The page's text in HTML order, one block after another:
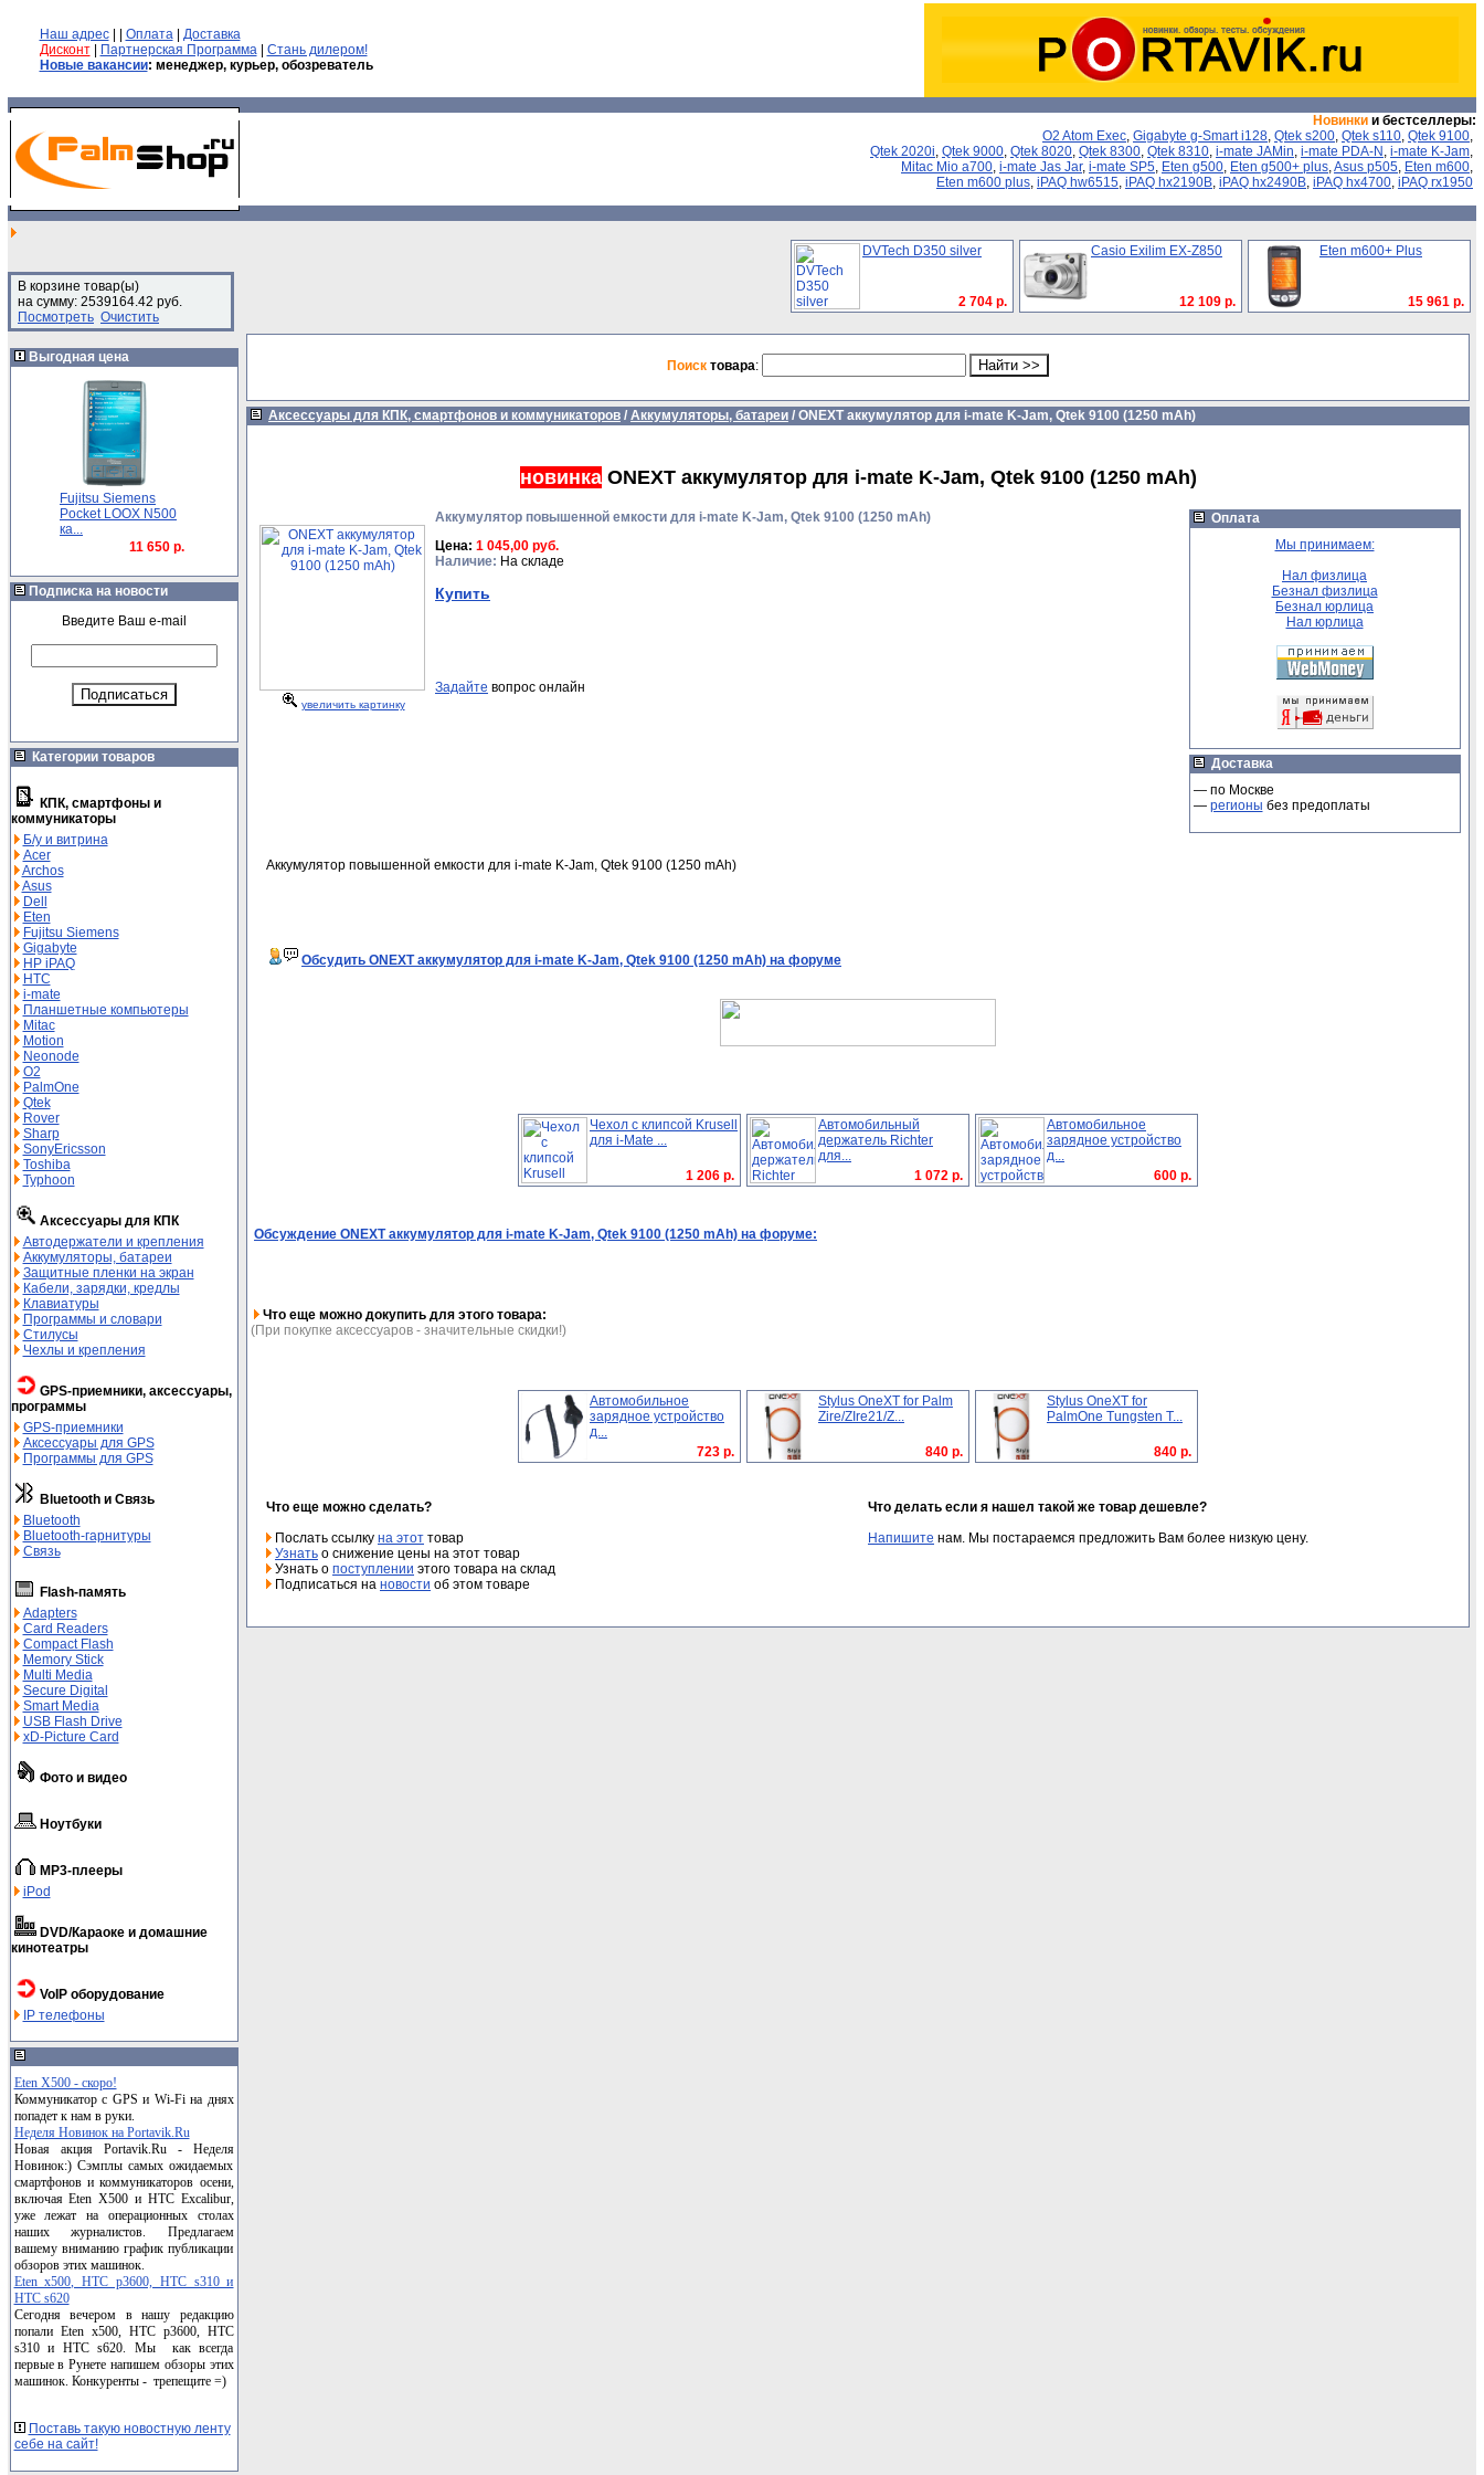
Наш адрес| | Оплата| Доставка
Дисконт| Партнерская Программа| Стань дилером!
Новые вакансии: менеджер, курьер, обозреватель
Новинки и бестселлеры:
O2 Atom Exec, Gigabyte g-Smart i128, Qtek s200, Qtek s110, Qtek 9100,
Qtek 2020i, Qtek 9000, Qtek 8020, Qtek 8300, Qtek 8310, i-mate JAMin, i-mate PDA-N , i-mate K-Jam,
Mitac Mio a700, i-mate Jas Jar, i-mate SP5, Eten g500, Eten g500+ plus,Asus p505, Eten m600,
Eten m600 plus, iPAQ hw6515, iPAQ hx2190B, iPAQ hx2490B, iPAQ hx4700, iPAQ rx1950
В корзине товар(ы)
на сумму: 2539164.42 руб.
Посмотреть Очистить
Выгодная цена
Fujitsu Siemens
Pocket LOOX N500
ка...
11 650 р.
Подписка на новости
Введите Ваш e-mail
Категории товаров
КПК, смартфоны и
коммуникаторы
Б/у и витрина
Acer
Archos
Asus
Dell
Eten
Fujitsu Siemens
Gigabyte
HP iPAQ
HTC
i-mate
Планшетные компьютеры
Mitac
Motion
Neonode
O2
PalmOne
Qtek
Rover
Sharp
SonyEricsson
Toshiba
Typhoon
Аксессуары для КПК
Автодержатели и крепления
Аккумуляторы, батареи
Защитные пленки на экран
Кабели, зарядки, кредлы
Клавиатуры
Программы и словари
Стилусы
Чехлы и крепления
GPS-приемники, аксессуары,
программы
GPS-приемники
Аксессуары для GPS
Программы для GPS
Bluetooth и Связь
Bluetooth
Bluetooth-гарнитуры
Связь
Flash-память
Adapters
Card Readers
Compact Flash
Memory Stick
Multi Media
Secure Digital
Smart Media
USB Flash Drive
xD-Picture Card
Фото и видео
Ноутбуки
MP3-плееры
iPod
DVD/Караоке и домашние
кинотеатры
VoIP оборудование
IP телефоны
Eten X500 - скоро!
Коммуникатор с GPS и Wi-Fi на днях
попадет к нам в руки.
Неделя Новинок на Portavik.Ru
Новая акция Portavik.Ru - Неделя
Новинок:) Сэмплы самых ожидаемых
смартфонов и коммуникаторов осени,
включая Eten X500 и HTC Excalibur,
уже лежат на операционных столах
наших журналистов. Предлагаем
вашему вниманию график публикации
обзоров этих машинок.
Eten x500, HTC p3600, HTC s310 и
HTC s620
Сегодня вечером в нашу редакцию
попали Eten x500, HTC p3600, HTC
s310 и HTC s620. Мы как всегда
первые в Рунете напишем обзоры этих
машинок. Конкуренты - трепещите =)
Поставь такую новостную ленту
себе на сайт!
DVTech D350 silver
2 704 р.
Casio Exilim EX-Z850
12 109 р.
Eten m600+ Plus
15 961 р.
Поиск товара:
Аксессуары для КПК, смартфонов и коммуникаторов / Аккумуляторы, батареи / ONEXT аккумулятор для i-mate K-Jam, Qtek 9100 (1250 mAh)
новинкаONEXT аккумулятор для i-mate K-Jam, Qtek 9100 (1250 mAh)
увеличить картинку
Аккумулятор повышенной емкости для i-mate K-Jam, Qtek 9100 (1250 mAh)
Цена: 1 045,00 руб.
Наличие: На складе
Купить
Задайте вопрос онлайн
Оплата
Мы принимаем:
Нал физлица
Безнал физлица
Безнал юрлица
Нал юрлица
Доставка
— по Москве
— регионы без предоплаты
Аккумулятор повышенной емкости для i-mate K-Jam, Qtek 9100 (1250 mAh)
Обсудить ONEXT аккумулятор для i-mate K-Jam, Qtek 9100 (1250 mAh) на форуме
Чехол c клипсой Krusell
для i-Mate ...
1 206 р.
Автомобильный
держатель Richter
для...
1 072 р.
Автомобильное
зарядное устройство
д...
600 р.
Обсуждение ONEXT аккумулятор для i-mate K-Jam, Qtek 9100 (1250 mAh) на форуме:
Что еще можно докупить для этого товара:
(При покупке аксессуаров - значительные скидки!)
Автомобильное
зарядное устройство
д...
723 р.
Stylus OneXT for Palm
Zire/ZIre21/Z...
840 р.
Stylus OneXT for
PalmOne Tungsten T...
840 р.
Что еще можно сделать?
Послать ссылку на этот товар
Узнать о снижение цены на этот товар
Узнать о поступлении этого товара на склад
Подписаться на новости об этом товаре
Что делать если я нашел такой же товар дешевле?
Напишите нам. Мы постараемся предложить Вам более низкую цену.